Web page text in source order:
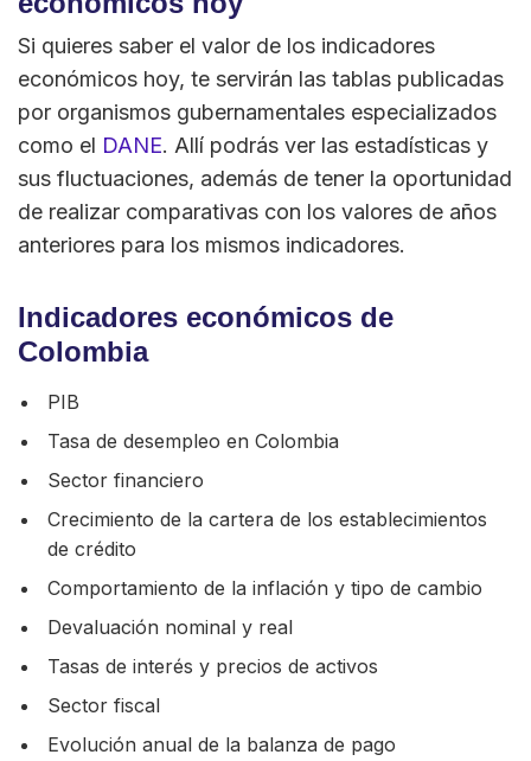
Si quieres saber el valor de los indicadores
económicos hoy, te servirán las tablas publicadas
por organismos gubernamentales especializados
como el DANE. Allí podrás ver las estadísticas y
sus fluctuaciones, además de tener la oportunidad
de realizar comparativas con los valores de años
anteriores para los mismos indicadores.
Indicadores económicos de
Colombia
PIB
Tasa de desempleo en Colombia
Sector financiero
Crecimiento de la cartera de los establecimientos
de crédito
Comportamiento de la inflación y tipo de cambio
Devaluación nominal y real
Tasas de interés y precios de activos
Sector fiscal
Evolución anual de la balanza de pago